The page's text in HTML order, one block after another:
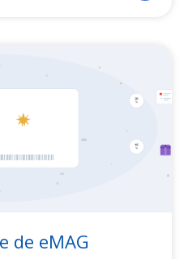
de eMAG